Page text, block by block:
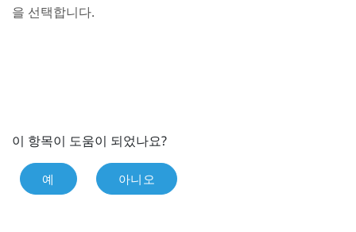
을 선택합니다.
이 항목이 도움이 되었나요?
예 아니오